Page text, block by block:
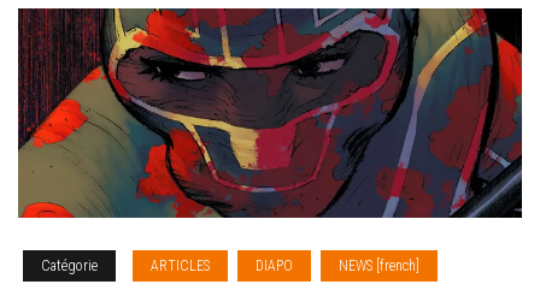
Catégorie ARTICLES DIAPO NEWS [french]